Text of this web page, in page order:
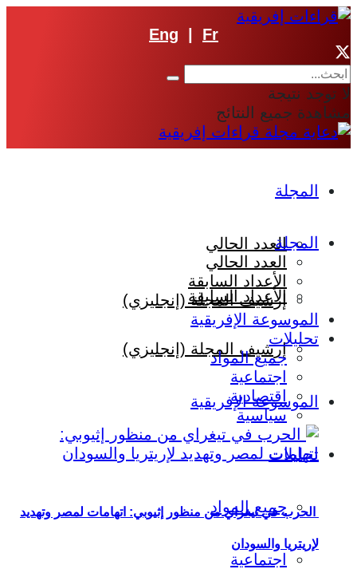
Eng Fr
لا توجد نتيجة
مشاهدة جميع النتائج
المجلة
العدد الحالي
الأعداد السابقة
إرشيف المجلة (إنجليزي)
الموسوعة الإفريقية
تحليلات
جميع المواد
اجتماعية
المجلة
العدد الحالي
الأعداد السابقة
إرشيف المجلة (إنجليزي)
الموسوعة الإفريقية
تحليلات
جميع المواد
اجتماعية
اقتصادية
سياسية
الحرب في تيغراي من منظور إثيوبي: اتهامات لمصر وتهديد
لإريتريا والسودان